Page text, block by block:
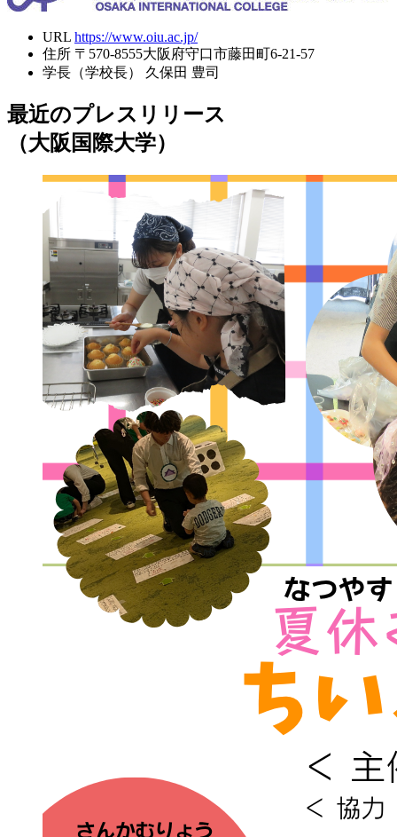
URL https://www.oiu.ac.jp/
住所 〒570-8555大阪府守口市藤田町6-21-57
学長（学校長）
久保田 豊司
最近のプレスリリース
（大阪国際大学）